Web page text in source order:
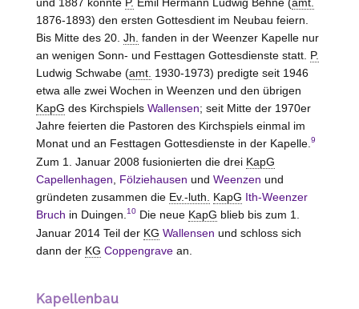
1876-1893) den ersten Gottesdient im Neubau feiern.
Bis Mitte des 20. Jh. fanden in der Weenzer Kapelle nur
an wenigen Sonn- und Festtagen Gottesdienste statt. P.
Ludwig Schwabe (amt. 1930-1973) predigte seit 1946
etwa alle zwei Wochen in Weenzen und den übrigen
KapG des Kirchspiels Wallensen; seit Mitte der 1970er
Jahre feierten die Pastoren des Kirchspiels einmal im
Monat und an Festtagen Gottesdienste in der Kapelle. 9
Zum 1. Januar 2008 fusionierten die drei KapG
Capellenhagen
Fölziehausen und Weenzen und
gründeten zusammen die Ev.-luth. KapG Ith-Weenzer
Bruch in Duingen 10Die neue KapG blieb bis zum 1.
Januar 2014 Teil der KG Wallensen und schloss sich
dann der KG Coppengravean.
Kapellenbau